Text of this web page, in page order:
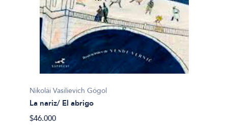
Nikolái Vasilievich Gógol
La nariz/ El abrigo
$46.000